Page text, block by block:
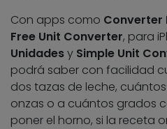
Con apps como Converter
Free Unit Converter, para
Unidadesy Simple Unit
podrá saber con facilidad
dos tazas de leche,
onzas o a cuántos grados
poner el horno, si la receta